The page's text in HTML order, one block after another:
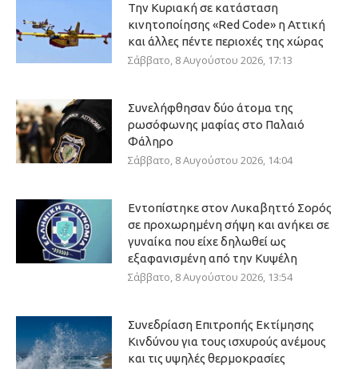
Την Κυριακή σε κατάσταση
κινητοποίησης «Red Code» η Αττική
και άλλες πέντε περιοχές της χώρας
Σάββατο, 8 Αυγούστου 2026, 17:13
Συνελήφθησαν δύο άτομα της
ρωσόφωνης μαφίας στο Παλαιό
Φάληρο
Σάββατο, 8 Αυγούστου 2026, 14:04
Εντοπίστηκε στον Λυκαβηττό Σορός
σε προχωρημένη σήψη και ανήκει σε
γυναίκα που είχε δηλωθεί ως
εξαφανισμένη από την Κυψέλη
Σάββατο, 8 Αυγούστου 2026, 13:54
Συνεδρίαση Επιτροπής Εκτίμησης
Κινδύνου για τους ισχυρούς ανέμους
και τις υψηλές θερμοκρασίες